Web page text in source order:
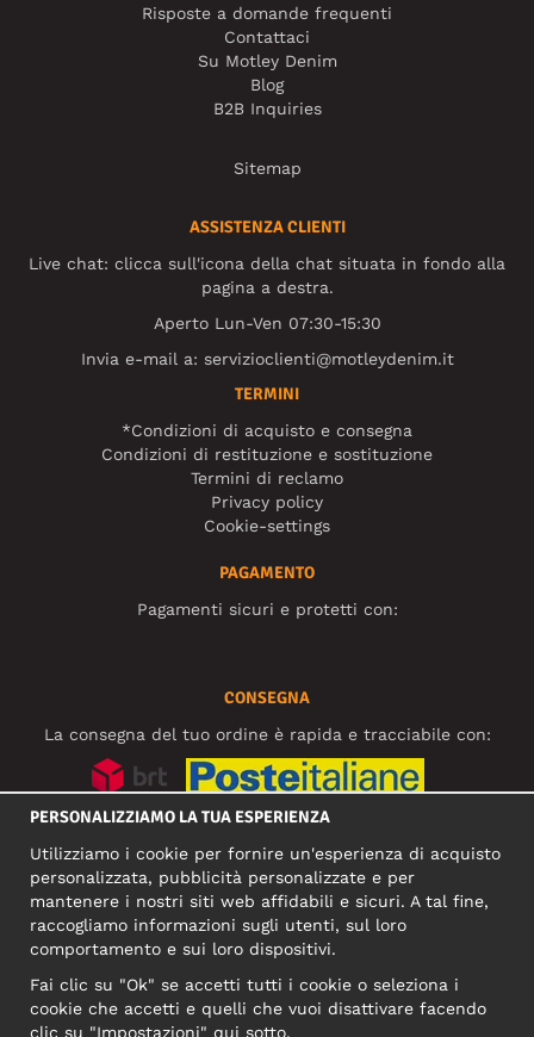
Risposte a domande frequenti
Contattaci
Su Motley Denim
Blog
B2B Inquiries
Sitemap
ASSISTENZA CLIENTI
Live chat: clicca sull'icona della chat situata in fondo alla
pagina a destra.
Aperto Lun-Ven 07:30-15:30
Invia e-mail a: servizioclienti@motleydenim.it
TERMINI
*Condizioni di acquisto e consegna
Condizioni di restituzione e sostituzione
Termini di reclamo
Privacy policy
Cookie-settings
PAGAMENTO
Pagamenti sicuri e protetti con:
CONSEGNA
La consegna del tuo ordine è rapida e tracciabile con:
INDIRIZZO COMMERCIALE
Narva mnt 5, EE-10117 Tallinn
Reg: 12356245
PERSONALIZZIAMO LA TUA ESPERIENZA
Utilizziamo i cookie per fornire un'esperienza di acquisto
personalizzata, pubblicità personalizzate e per
mantenere i nostri siti web affidabili e sicuri. A tal fine,
raccogliamo informazioni sugli utenti, sul loro
comportamento e sui loro dispositivi.
Fai clic su "Ok" se accetti tutti i cookie o seleziona i
cookie che accetti e quelli che vuoi disattivare facendo
clic su "Impostazioni" qui sotto.